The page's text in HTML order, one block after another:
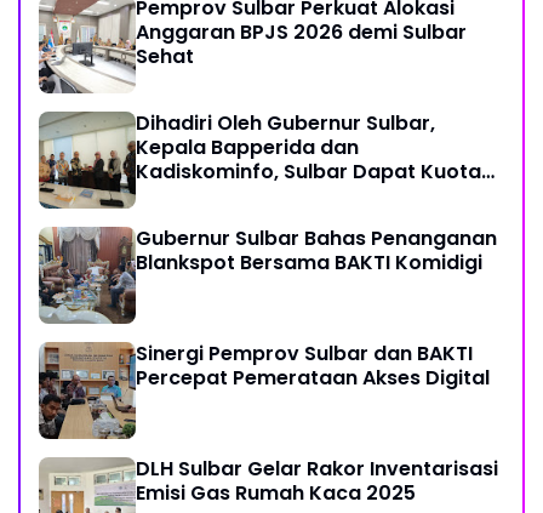
Pemprov Sulbar Perkuat Alokasi
Anggaran BPJS 2026 demi Sulbar
Sehat
Dihadiri Oleh Gubernur Sulbar,
Kepala Bapperida dan
Kadiskominfo, Sulbar Dapat Kuota
Gubernur Sulbar Bahas Penanganan
Blankspot Bersama BAKTI Komidigi
Sinergi Pemprov Sulbar dan BAKTI
Percepat Pemerataan Akses Digital
DLH Sulbar Gelar Rakor Inventarisasi
Emisi Gas Rumah Kaca 2025